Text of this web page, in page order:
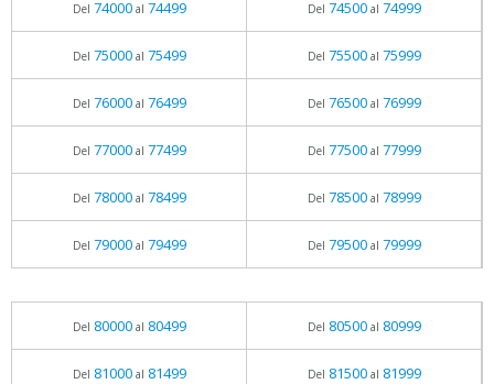
Del 74000al 74499 Del 74500al 74999
Del 75000al 75499 Del 75500al 75999
Del 76000al 76499 Del 76500al 76999
Del 77000al 77499 Del 77500al 77999
Del 78000al 78499 Del 78500al 78999
Del 79000al 79499 Del 79500al 79999
Del 80000al 80499 Del 80500al 80999
Del 81000al 81499 Del 81500al 81999